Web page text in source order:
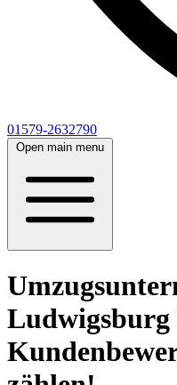
01579-2632790
Open main menu